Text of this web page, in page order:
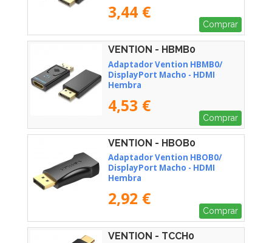
3,44 €
Comprar
VENTION - HBMB0
Adaptador Vention HBMB0/
DisplayPort Macho - HDMI
Hembra
4,53 €
Comprar
VENTION - HBOB0
Adaptador Vention HBOB0/
DisplayPort Macho - HDMI
Hembra
2,92 €
Comprar
VENTION - TCCH0